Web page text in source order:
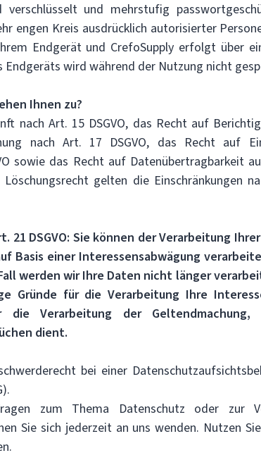
und mehrstufig
engen Kreis ausdrücklich autorisierter
Endgerät und CrefoSupply erfolgt über
Endgeräts wird während der Nutzung nicht
Ihnen zu?
nach Art. 15 DSGVO, das Recht auf
nach Art. 17 DSGVO, das Recht auf
sowie das Recht auf Datenübertragbarkeit
gelten die Einschränkungen
21 DSGVO: Sie können der Verarbeitung
Basis einer Interessensabwägung
werden wir Ihre Daten nicht länger
Gründe für die Verarbeitung Ihre
die Verarbeitung der Geltendmachung,
dient.
bei einer
zum Thema Datenschutz oder zur
Sie sich jederzeit an uns wenden. Nutzen